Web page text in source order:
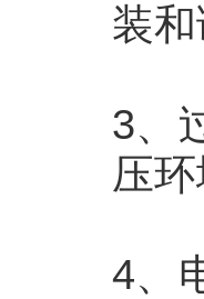
装
3、
压
4、